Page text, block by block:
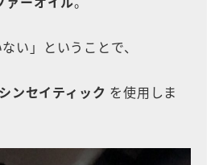
い」ということで、
ンセイティック を使用しま